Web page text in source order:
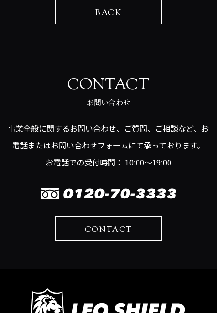
BACK
CONTACT
お問い合わせ
事業全般に関するお問い合わせ、ご質問、ご相談など、お
電話またはお問い合わせフォームにて承っております。
お電話での受付時間： 10:00～19:00
CONTACT